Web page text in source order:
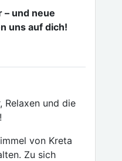
– und neue
uns auf dich!
Relaxen und die
von Kreta
Zu sich